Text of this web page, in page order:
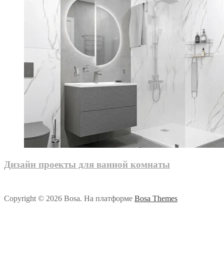
Дизайн проекты для ванной комнаты
Copyright © 2026 Bosa. На платформе Bosa Themes